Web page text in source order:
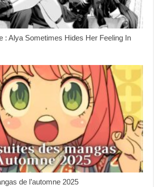
: Alya Sometimes Hides Her Feeling In
de l’automne 2025